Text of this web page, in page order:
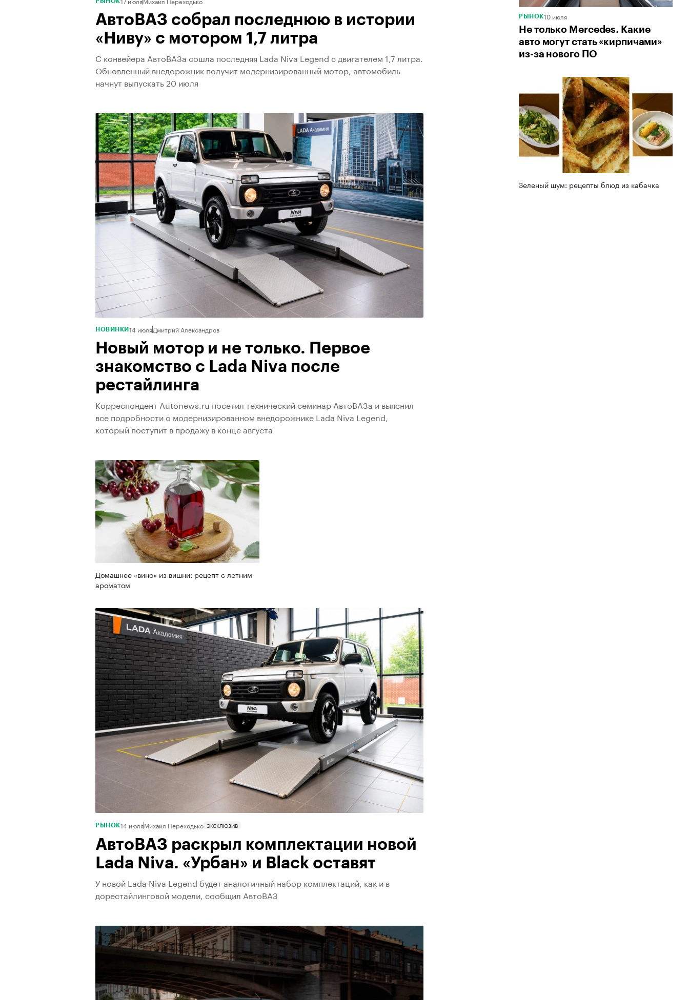
АвтоВАЗ собрал последнюю в истории
«Ниву» с мотором 1,7 литра
С конвейера АвтоВАЗа сошла последняя Lada Niva Legend с двигателем 1,7 литра.
Обновленный внедорожник получит модернизированный мотор, автомобиль
начнут выпускать 20 июля
НОВИНКИ 14 июляДмитрий Александров
Новый мотор и не только. Первое
знакомство с Lada Niva после
рестайлинга
Корреспондент Autonews.ru посетил технический семинар АвтоВАЗа и выяснил
все подробности о модернизированном внедорожнике Lada Niva Legend,
который поступит в продажу в конце августа
Домашнее «вино» из вишни: рецепт с летним
ароматом
РЫНОК14 июляМихаил Переходько ЭКСКЛЮЗИВ
АвтоВАЗ раскрыл комплектации новой
Lada Niva. «Урбан» и Black оставят
У новой Lada Niva Legend будет аналогичный набор комплектаций, как и в
дорестайлинговой модели, сообщил АвтоВАЗ
РЫНОК10 июля
Не только Mercedes. Какие
авто могут стать «кирпичами»
из-за нового ПО
Зеленый шум: рецепты блюд из кабачка